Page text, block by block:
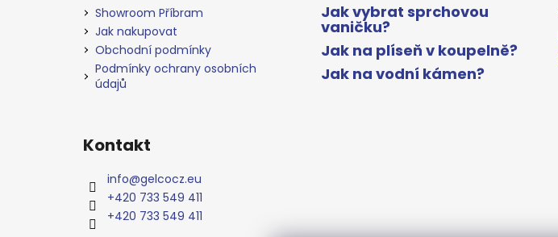
Showroom Příbram
Jak nakupovat
Obchodní podmínky
Podmínky ochrany osobních
údajů
Jak vybrat sprchovou
vaničku?
Jak na plíseň v koupelně?
Jak na vodní kámen?
Kontakt
info@gelcocz.eu
+420 733 549 411
+420 733 549 411